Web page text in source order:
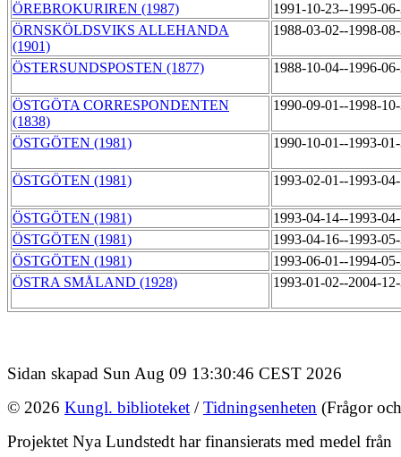
ÖREBROKURIREN (1987)
1991-10-23--1995-
ÖRNSKÖLDSVIKS ALLEHANDA
(1901)
1988-03-02--1998-
ÖSTERSUNDSPOSTEN (1877) 1988-10-04--1996-
ÖSTGÖTA CORRESPONDENTEN
(1838)
1990-09-01--1998-
ÖSTGÖTEN (1981) 1990-10-01--1993-
ÖSTGÖTEN (1981) 1993-02-01--1993-
ÖSTGÖTEN (1981)
1993-04-14--1993-
ÖSTGÖTEN (1981)
1993-04-16--1993-
ÖSTGÖTEN (1981)
1993-06-01--1994-
ÖSTRA SMÅLAND (1928)
1993-01-02--2004-
Sidan skapad Sun Aug 09 13:30:46 CEST 2026
© 2026 Kungl. biblioteket /Tidningsenheten (Frågor
Projektet Nya Lundstedt har finansierats med medel från